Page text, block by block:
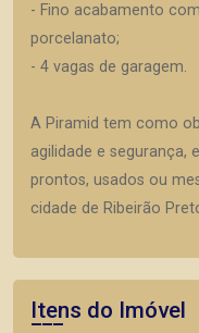
- Fino acabamento
porcelanato;
- 4 vagas de garagem.
A Piramid tem como
agilidade e segurança,
prontos, usados ou
cidade de Ribeirão
Itens do Imóvel